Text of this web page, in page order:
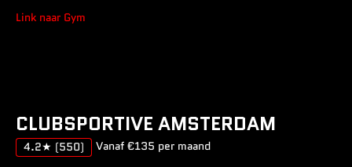
Link naar Gym
CLUBSPORTIVE AMSTERDAM
4.2★ (550)
Vanaf €135 per maand